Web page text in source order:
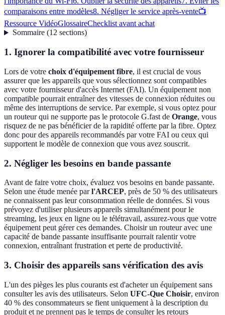
comparaisons entre modèles8. Négliger le service après-vente📺
Ressource VidéoGlossaireChecklist avant achat
Sommaire(12 sections)
1. Ignorer la compatibilité avec votre fournisseur
Lors de votre choix d'équipement fibre, il est crucial de vous
assurer que les appareils que vous sélectionnez sont compatibles
avec votre fournisseur d'accès Internet (FAI). Un équipement non
compatible pourrait entraîner des vitesses de connexion réduites ou
même des interruptions de service. Par exemple, si vous optez pour
un routeur qui ne supporte pas le protocole G.fast de Orange, vous
risquez de ne pas bénéficier de la rapidité offerte par la fibre. Optez
donc pour des appareils recommandés par votre FAI ou ceux qui
supportent le modèle de connexion que vous avez souscrit.
2. Négliger les besoins en bande passante
Avant de faire votre choix, évaluez vos besoins en bande passante.
Selon une étude menée parl'ARCEP, près de 50 % des utilisateurs
ne connaissent pas leur consommation réelle de données. Si vous
prévoyez d'utiliser plusieurs appareils simultanément pour le
streaming, les jeux en ligne ou le télétravail, assurez-vous que votre
équipement peut gérer ces demandes. Choisir un routeur avec une
capacité de bande passante insuffisante pourrait ralentir votre
connexion, entraînant frustration et perte de productivité.
3. Choisir des appareils sans vérification des avis
L'un des pièges les plus courants est d'acheter un équipement sans
consulter les avis des utilisateurs. Selon UFC-Que Choisir, environ
40 % des consommateurs se fient uniquement à la description du
produit et ne prennent pas le temps de consulter les retours